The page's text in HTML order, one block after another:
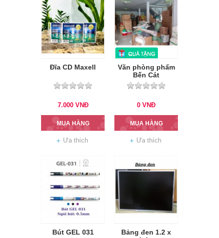
Đĩa CD Maxell
7.000 VNĐ
MUA HÀNG
Ưa thích
Văn phòng phẩm
Bến Cát
0 VNĐ
MUA HÀNG
Ưa thích
Bút GEL 031
Bảng đen 1.2 x